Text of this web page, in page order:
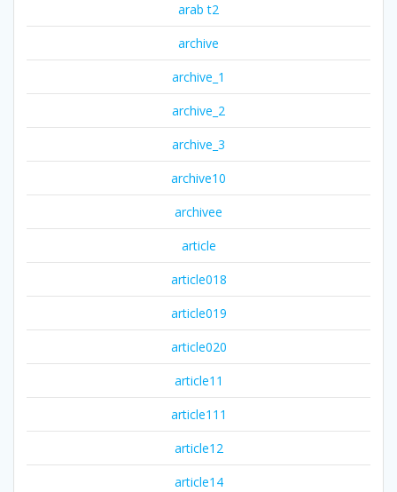
arab t2
archive
archive_1
archive_2
archive_3
archive10
archivee
article
article018
article019
article020
article11
article111
article12
article14